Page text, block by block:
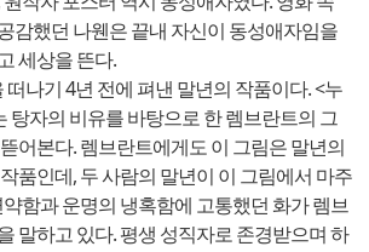
감했던 나웬은 끝내 자신이 동성애자임을
세상을 뜬다.
나기 4년 전에 펴낸 말년의 작품이다. <누
탕자의 비유를 바탕으로 한 렘브란트의 그
어본다. 렘브란트에게도 이 그림은 말년의
품인데, 두 사람의 말년이 이 그림에서 마주
함과 운명의 냉혹함에 고통했던 화가 렘브
말하고 있다. 평생 성직자로 존경받으며 하